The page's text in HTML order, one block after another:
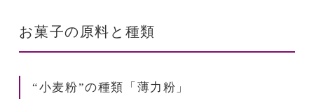
お菓子の原料と種類
“小麦粉”の種類「薄力粉」